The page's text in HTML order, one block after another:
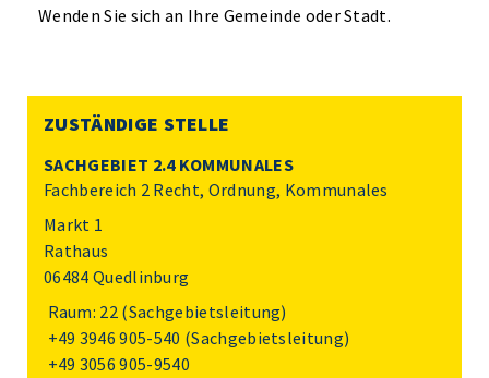
Wenden Sie sich an Ihre Gemeinde oder Stadt.
ZUSTÄNDIGE STELLE
SACHGEBIET 2.4 KOMMUNALES
Fachbereich 2 Recht, Ordnung, Kommunales
Markt 1
Rathaus
06484 Quedlinburg
Raum: 22 (Sachgebietsleitung)
+49 3946 905-540 (Sachgebietsleitung)
+49 3056 905-9540